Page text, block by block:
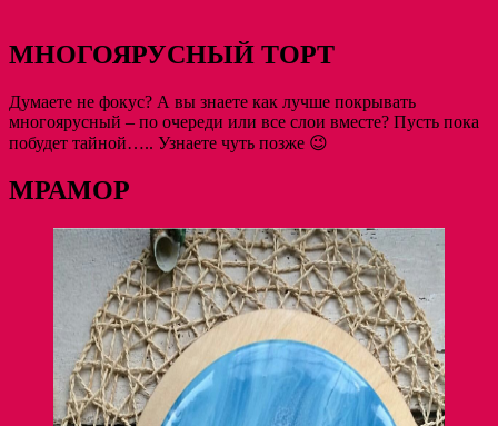
МНОГОЯРУСНЫЙ ТОРТ
Думаете не фокус? А вы знаете как лучше покрывать
многоярусный – по очереди или все слои вместе? Пусть пока
побудет тайной….. Узнаете чуть позже 😉
МРАМОР